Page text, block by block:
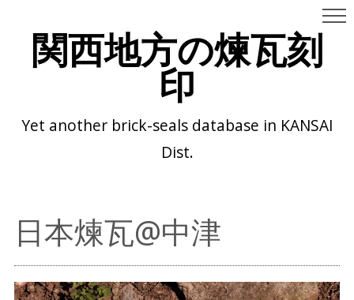
関西地方の煉瓦刻
印
Yet another brick-seals database in KANSAI
Dist.
日本煉瓦@中津